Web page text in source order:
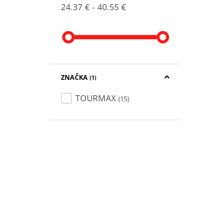
24.37 € 40.55 €
ZNAČKA (1)
TOURMAX (15)